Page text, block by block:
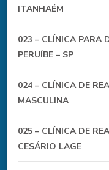
ITANHAÉM
023 – CLÍNICA PARA
PERUÍBE – SP
024 – CLÍNICA DE
MASCULINA
025 – CLÍNICA DE
CESÁRIO LAGE